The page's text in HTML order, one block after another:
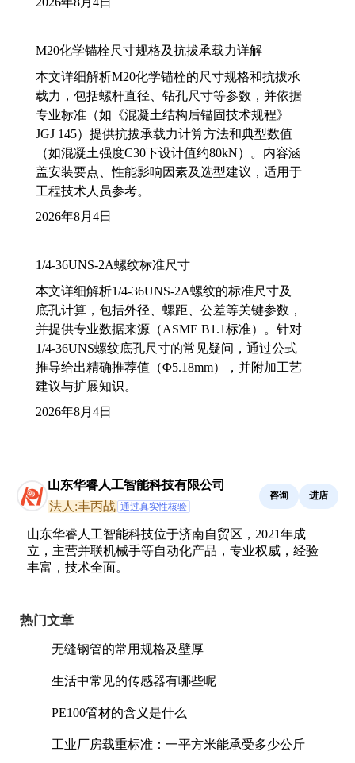
M20化学锚栓尺寸规格及抗拔承载力详解
本文详细解析M20化学锚栓的尺寸规格和抗拔承
载力，包括螺杆直径、钻孔尺寸等参数，并依据
专业标准（如《混凝土结构后锚固技术规程》
JGJ 145）提供抗拔承载力计算方法和典型数值
（如混凝土强度C30下设计值约80kN）。内容涵
盖安装要点、性能影响因素及选型建议，适用于
工程技术人员参考。
2026年8月4日
1/4-36UNS-2A螺纹标准尺寸
本文详细解析1/4-36UNS-2A螺纹的标准尺寸及
底孔计算，包括外径、螺距、公差等关键参数，
并提供专业数据来源（ASME B1.1标准）。针对
1/4-36UNS螺纹底孔尺寸的常见疑问，通过公式
推导给出精确推荐值（Φ5.18mm），并附加工艺
建议与扩展知识。
2026年8月4日
山东华睿人工智能科技有限公司
法人:丰丙战 通过真实性核验
咨询 进店
山东华睿人工智能科技位于济南自贸区，2021年成
立，主营并联机械手等自动化产品，专业权威，经验
丰富，技术全面。
热门文章
无缝钢管的常用规格及壁厚
生活中常见的传感器有哪些呢
PE100管材的含义是什么
工业厂房载重标准：一平方米能承受多少公斤